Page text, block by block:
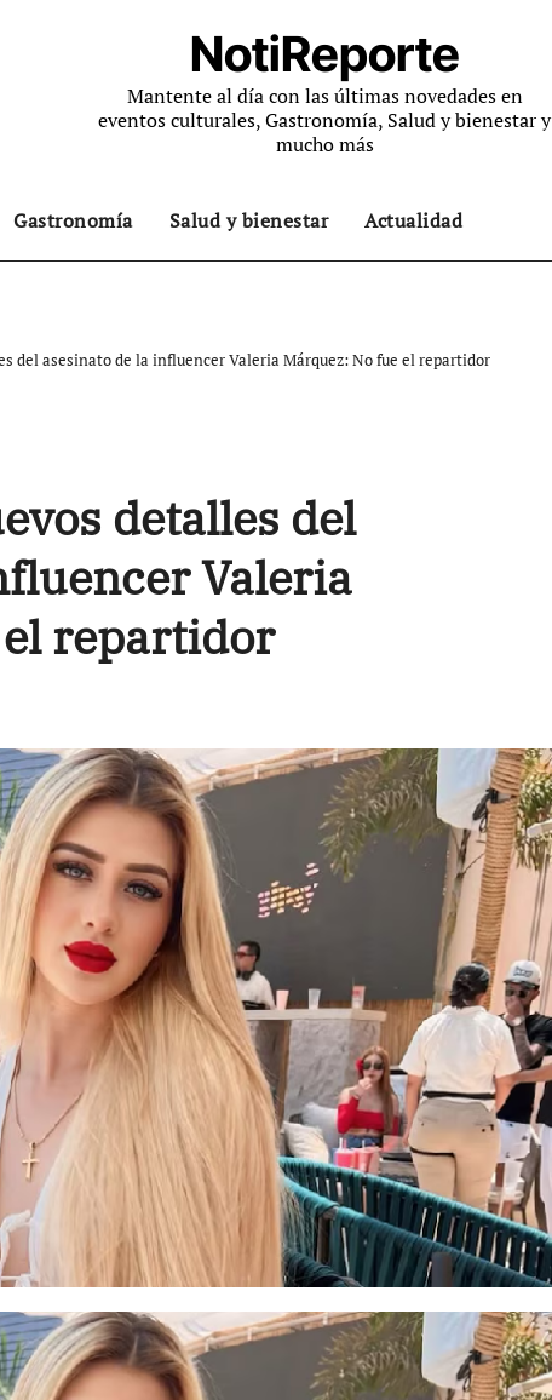
NotiReporte
Mantente al día con las últimas novedades en
eventos culturales, Gastronomía, Salud y bienestar y
mucho más
Gastronomía Salud y bienestar Actualidad
del asesinato de la influencer Valeria Márquez: No fue el repartidor
detalles del
Valeria
repartidor